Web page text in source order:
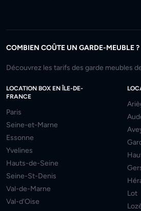
COMBIEN COÛTE UN GARDE-MEUBLE ?
Découvrez les tarifs des garde meubles
LOCATION BOX EN ÎLE-DE-
FRANCE
Paris
Seine-et-Marne
Essonne
Yvelines
Hauts-de-Seine
Seine-St-Denis
Val-de-Marne
Val-d'Oise
Lot